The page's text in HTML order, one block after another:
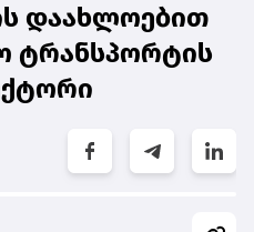
დაახლოებით
ტრანსპორტის